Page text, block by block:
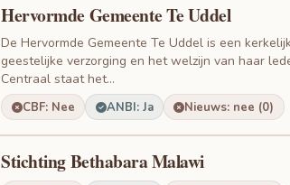
Hervormde Gemeente Te Uddel
De Hervormde Gemeente Te Uddel is een
geestelijke verzorging en het welzijn van haar
Centraal staat het...
CBF: Nee ANBI: Ja Nieuws: nee (0)
Stichting Bethabara Malawi